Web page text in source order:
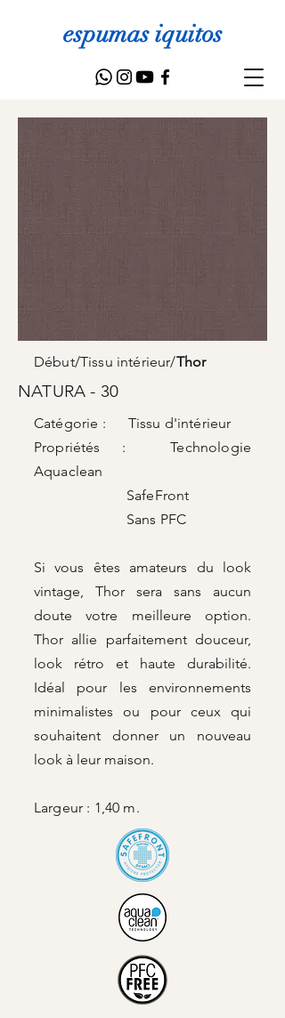
espumas iquitos
Début/Tissu intérieur/Thor
NATURA - 30
Catégorie : Tissu d'intérieur
Propriétés : Technologie
Aquaclean
SafeFront
Sans PFC
Si vous êtes amateurs du look
vintage, Thor sera sans aucun
doute votre meilleure option.
Thor allie parfaitement douceur,
look rétro et haute durabilité.
Idéal pour les environnements
minimalistes ou pour ceux qui
souhaitent donner un nouveau
look à leur maison.
Largeur : 1,40 m.